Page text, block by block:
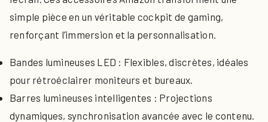
simple pièce en un véritable cockpit de gaming,
renforçant l’immersion et la personnalisation.
Bandes lumineuses LED : Flexibles, discrètes, idéales
pour rétroéclairer moniteurs et bureaux.
Barres lumineuses intelligentes : Projections
dynamiques, synchronisation avancée avec le contenu.